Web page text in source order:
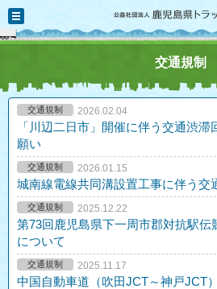
交通規制
交通規制 2026.02.04
「川辺二日市」開催に伴う交通渋
願い
交通規制 2026.01.15
城南線電線共同溝設置工事に伴う交
交通規制 2025.12.22
第73回鹿児島県下一周市郡対抗駅伝
について
交通規制 2025.11.17
中国自動車道（吹田JCT～神戸JCT